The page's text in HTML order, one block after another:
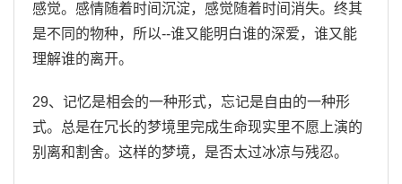
感觉。感情随着时间沉淀，感觉随着时间消失。终其
是不同的物种，所以--谁又能明白谁的深爱，谁又能
理解谁的离开。
29、记忆是相会的一种形式，忘记是自由的一种形
式。总是在冗长的梦境里完成生命现实里不愿上演的
别离和割舍。这样的梦境，是否太过冰凉与残忍。